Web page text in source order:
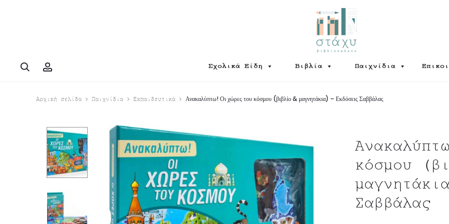
Search Σχολικά Είδη Βιβλία Παιχνίδια
Αρχική σελίδα Παιχνίδια Εκπαιδευτικά Ανακαλύπτω! Οι χώρες του κόσμου (βιβλίο & μαγνητάκια) – Εκδόσεις Σαββάλας
κόσμου
Σαββάλας